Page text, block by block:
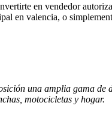
en vendedor
en valencia, o
una amplia gama de
motocicletas y hogar.